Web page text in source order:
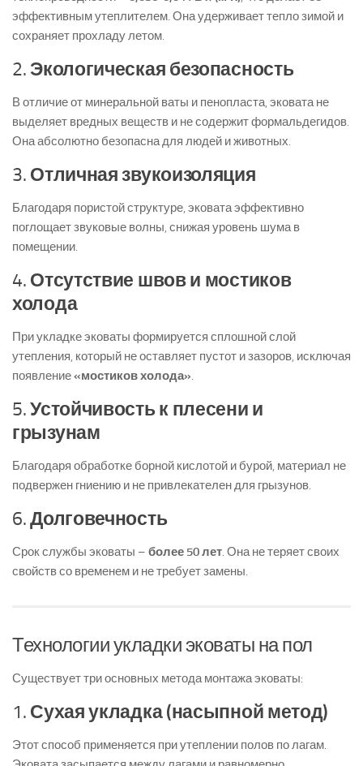
эффективным утеплителем. Она удерживает тепло зимой и
сохраняет прохладу летом.
2. Экологическая безопасность
В отличие от минеральной ваты и пенопласта, эковата не
выделяет вредных веществ и не содержит формальдегидов.
Она абсолютно безопасна для людей и животных.
3. Отличная звукоизоляция
Благодаря пористой структуре, эковата эффективно
поглощает звуковые волны, снижая уровень шума в
помещении.
4. Отсутствие швов и мостиков
холода
При укладке эковаты формируется сплошной слой
утепления, который не оставляет пустот и зазоров, исключая
появление«мостиков холода».
5.Устойчивость к плесени и
грызунам
Благодаря обработке борной кислотой и бурой, материал не
подвержен гниению и не привлекателен для грызунов.
6.Долговечность
Срок службы эковаты – более 50 лет. Она не теряет своих
свойств со временем и не требует замены.
Технологии укладки эковаты на пол
Существует три основных метода монтажа эковаты:
1. Сухая укладка (насыпной метод)
Этот способ применяется при утеплении полов по лагам.